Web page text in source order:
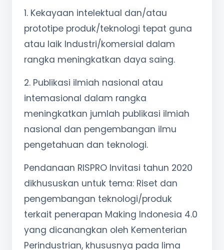
1. Kekayaan intelektual dan/atau
prototipe produk/teknologi tepat guna
atau laik Industri/komersial dalam
rangka meningkatkan daya saing.
2. Publikasi ilmiah nasional atau
intemasional dalam rangka
meningkatkan jumlah publikasi ilmiah
nasional dan pengembangan ilmu
pengetahuan dan teknologi.
Pendanaan RISPRO Invitasi tahun 2020
dikhususkan untuk tema: Riset dan
pengembangan teknologi/produk
terkait penerapan Making Indonesia 4.0
yang dicanangkan oleh Kementerian
Perindustrian, khususnya pada lima